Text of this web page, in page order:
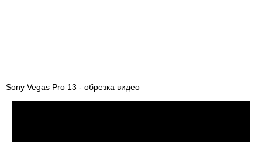
Sony Vegas Pro 13 - обрезка видео